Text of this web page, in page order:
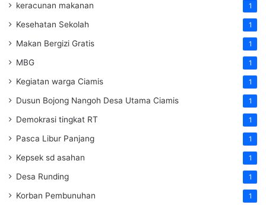
keracunan makanan 1
Kesehatan Sekolah 1
Makan Bergizi Gratis 1
MBG 1
Kegiatan warga Ciamis 1
Dusun Bojong Nangoh Desa Utama Ciamis 1
Demokrasi tingkat RT 1
Pasca Libur Panjang 1
Kepsek sd asahan 1
Desa Runding 1
Korban Pembunuhan 1